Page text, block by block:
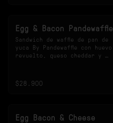
Egg & Bacon Pandewaffle
Sandwich de waffle de pan de
yuca By Pandewaffle con huevo
revuelto, queso cheddar y
$28.900
Egg Bacon & Cheese